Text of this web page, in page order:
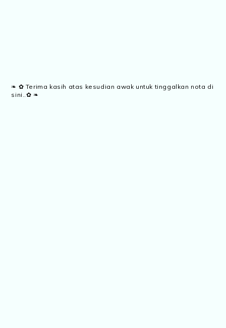
❧ ✿ Terima kasih atas kesudian awak untuk tinggalkan nota di
sini..✿ ❧